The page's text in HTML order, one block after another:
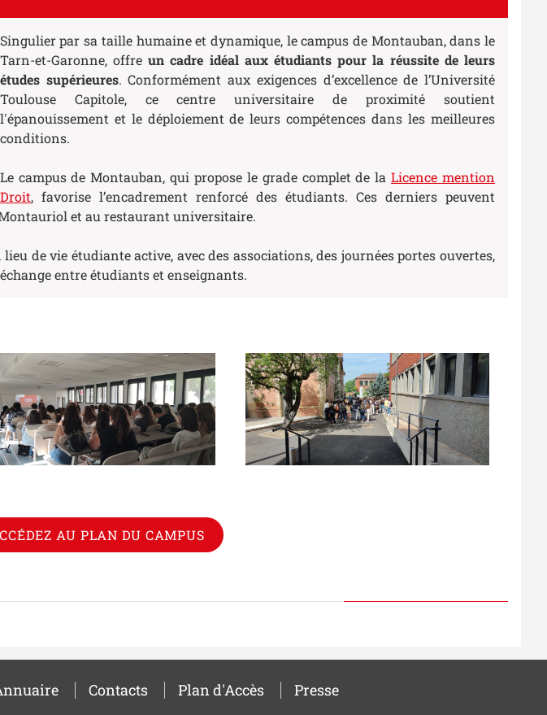
Singulier par sa taille humaine et dynamique, le campus de Montauban, dans le
Tarn-et-Garonne, offreun cadre idéal aux étudiants pour la réussite de leurs
études supérieures. Conformément aux exigences d’excellence de l’Université
Toulouse Capitole, ce centre universitaire de proximité soutient
l'épanouissement et le déploiement de leurs compétences dans les meilleures
conditions.
Le campus de Montauban, qui propose le grade complet de laLicence mention
Droit, favorise l’encadrement renforcé des étudiants. Ces derniers peuvent
et au restaurant universitaire.
de vie étudiante active, avec des associations, des journées portes ouvertes,
entre étudiants et enseignants.
AU PLAN DU CAMPUS
Contacts Plan d'Accès Presse